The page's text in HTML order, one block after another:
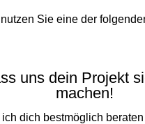
Sie eine der
uns dein Projekt
machen!
ich dich bestmöglich